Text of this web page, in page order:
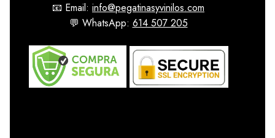
📧 Email: info@pegatinasyvinilos.com
💬 WhatsApp: 614 507 205